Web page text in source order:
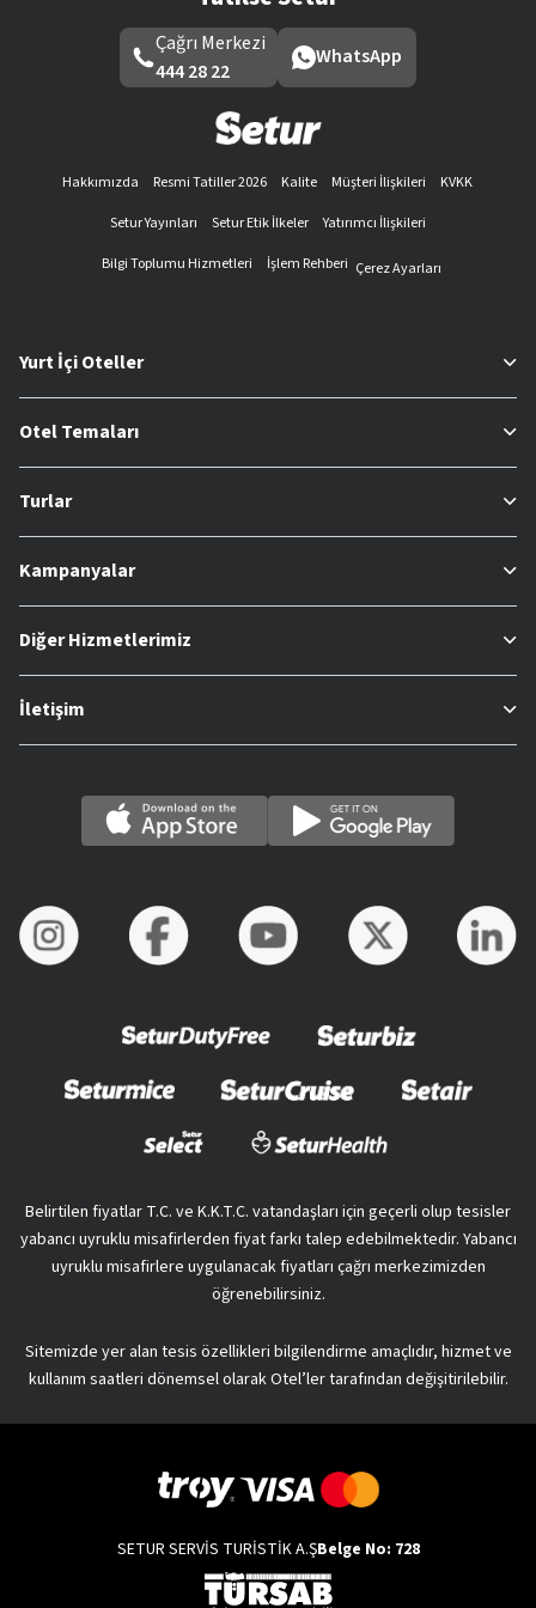
Çağrı Merkezi
444 28 22
WhatsApp
Hakkımızda Resmi Tatiller 2026 Kalite Müşteri İlişkileri
KVKK
Setur Yayınları
Setur Etik İlkeler
Yatırımcı İlişkileri
Bilgi Toplumu Hizmetleri
İşlem Rehberi Çerez Ayarları
Yurt İçi Oteller
Otel Temaları
Turlar
Kampanyalar
Diğer Hizmetlerimiz
İletişim
Belirtilen fiyatlar T.C. ve K.K.T.C. vatandaşları için geçerli olup tesisler
yabancı uyruklu misafirlerden fiyat farkı talep edebilmektedir. Yabancı
uyruklu misafirlere uygulanacak fiyatları çağrı merkezimizden
öğrenebilirsiniz.
Sitemizde yer alan tesis özellikleri bilgilendirme amaçlıdır, hizmet ve
kullanım saatleri dönemsel olarak Otel’ler tarafından değişitirilebilir.
SETUR SERVİS TURİSTİK A.ŞBelge No: 728